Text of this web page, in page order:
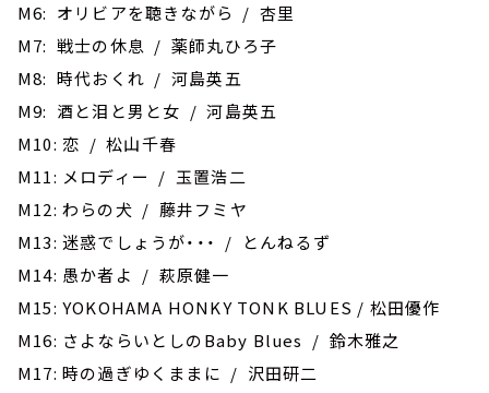
M6: オリビアを聴きながら / 杏里
M7: 戦士の休息 / 薬師丸ひろ子
M8: 時代おくれ / 河島英五
M9: 酒と泪と男と女 / 河島英五
M10: 恋 / 松山千春
M11: メロディー / 玉置浩二
M12: わらの犬 / 藤井フミヤ
M13: 迷惑でしょうが・・・ / とんねるず
M14: 愚か者よ / 萩原健一
M15: YOKOHAMA HONKY TONK BLUES / 松田優作
M16: さよならいとしのBaby Blues / 鈴木雅之
M17: 時の過ぎゆくままに / 沢田研二